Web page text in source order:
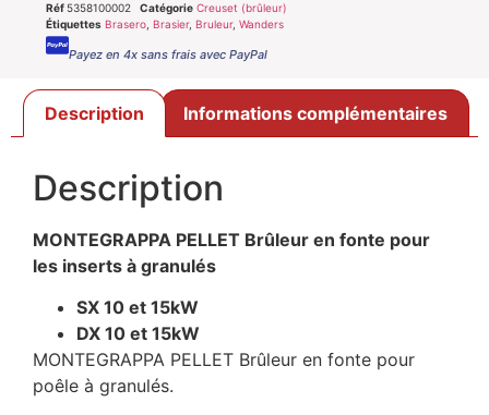
Réf 5358100002 Catégorie Creuset (brûleur)
Étiquettes Brasero Brasier, Bruleur, Wanders
Payez en 4x sans frais avec PayPal
Description Informations complémentaires
Description
MONTEGRAPPA PELLET Brûleur en fonte pour
les inserts à granulés
SX 10 et 15kW
DX 10 et 15kW
MONTEGRAPPA PELLET Brûleur en fonte pour
poêle à granulés.